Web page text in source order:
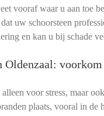
vooraf waar u aan toe
uw schoorsteen
en kan u bij schade
voorkom
voor stress, maar
plaats, vooral in